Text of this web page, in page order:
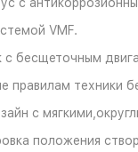
VMF.
с бесщеточным
правилам техники
с
положения